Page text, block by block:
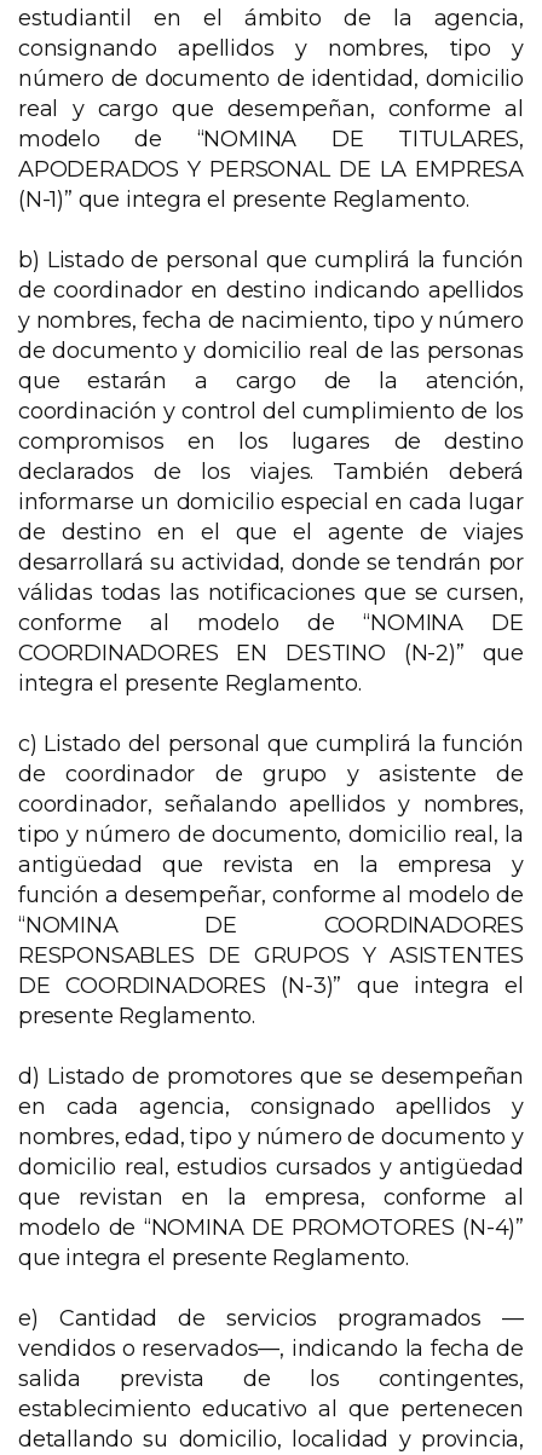
estudiantil en el ámbito de la agencia,
consignando apellidos y nombres, tipo y
número de documento de identidad, domicilio
real y cargo que desempeñan, conforme al
modelo de “NOMINA DE TITULARES,
APODERADOS Y PERSONAL DE LA EMPRESA
(N-1)” que integra el presente Reglamento.
b) Listado de personal que cumplirá la función
de coordinador en destino indicando apellidos
y nombres, fecha de nacimiento, tipo y número
de documento y domicilio real de las personas
que estarán a cargo de la atención,
coordinación y control del cumplimiento de los
compromisos en los lugares de destino
declarados de los viajes. También deberá
informarse un domicilio especial en cada lugar
de destino en el que el agente de viajes
desarrollará su actividad, donde se tendrán por
válidas todas las notificaciones que se cursen,
conforme al modelo de “NOMINA DE
COORDINADORES EN DESTINO (N-2)” que
integra el presente Reglamento.
c) Listado del personal que cumplirá la función
de coordinador de grupo y asistente de
coordinador, señalando apellidos y nombres,
tipo y número de documento, domicilio real, la
antigüedad que revista en la empresa y
función a desempeñar, conforme al modelo de
“NOMINA DE COORDINADORES
RESPONSABLES DE GRUPOS Y ASISTENTES
DE COORDINADORES (N-3)” que integra el
presente Reglamento.
d) Listado de promotores que se desempeñan
en cada agencia, consignado apellidos y
nombres, edad, tipo y número de documento y
domicilio real, estudios cursados y antigüedad
que revistan en la empresa, conforme al
modelo de “NOMINA DE PROMOTORES (N-4)”
que integra el presente Reglamento.
e) Cantidad de servicios programados —
vendidos o reservados—, indicando la fecha de
salida prevista de los contingentes,
establecimiento educativo al que pertenecen
detallando su domicilio, localidad y provincia,